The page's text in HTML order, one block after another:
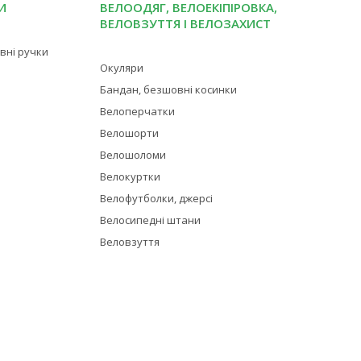
ручки
ВЕЛООДЯГ, ВЕЛОЕКІПІРОВКА,
ВЕЛОВЗУТТЯ І ВЕЛОЗАХИСТ
Окуляри
Бандан, безшовні косинки
Велоперчатки
Велошорти
Велошоломи
Велокуртки
Велофутболки, джерсі
Велосипедні штани
Веловзуття